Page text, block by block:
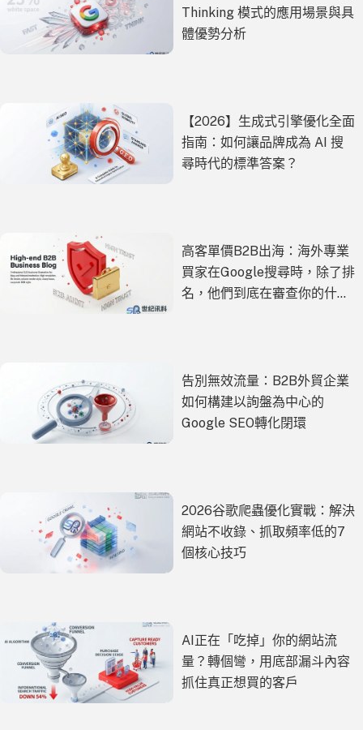
Thinking 模式的應用場景與具
體優勢分析
【2026】生成式引擎優化全面
指南：如何讓品牌成為 AI 搜
尋時代的標準答案？
高客單價B2B出海：海外專業
買家在Google搜尋時，除了排
名，他們到底在審查你的什
告別無效流量：B2B外貿企業
如何構建以詢盤為中心的
Google SEO轉化閉環
2026谷歌爬蟲優化實戰：解決
網站不收錄、抓取頻率低的7
個核心技巧
AI正在「吃掉」你的網站流
量？轉個彎，用底部漏斗內容
抓住真正想買的客戶